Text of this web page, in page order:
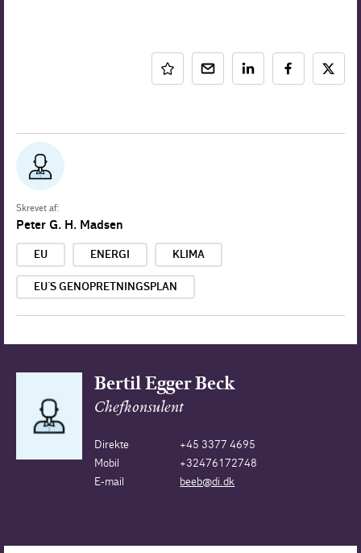
Skrevet af:
Peter G. H. Madsen
EU ENERGI KLIMA
EU´S GENOPRETNINGSPLAN
Bertil Egger Beck
Chefkonsulent
Direkte
+45 3377 4695
Mobil
+32476172748
E-mail
beeb@di.dk